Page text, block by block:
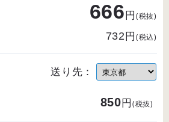
666円(税抜)
732円(税込)
送り先：
850円(税抜)